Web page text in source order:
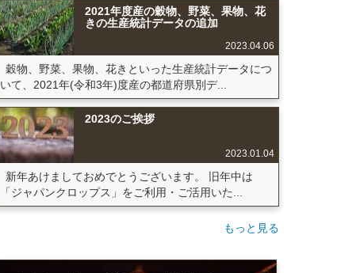
2021年度産の穀物、野菜、果物、花
きの生産統計データの追加
2023.04.06
穀物、野菜、果物、花きといった生産統計データにつ
いて、2021年(令和3年)度産の都道府県別デ...
2023のご挨拶
2023.01.04
新年あけましておめでとうございます。 旧年中は
「ジャパンクロップス」をご利用・ご活用いた...
もっと見る